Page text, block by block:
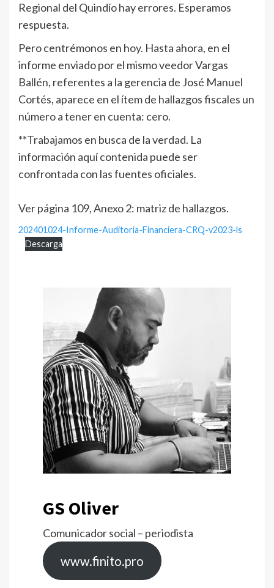
Regional del Quindío hay errores. Esperamos
respuesta.
Pero centrémonos en hoy. Hasta ahora, en el
informe enviado por el mismo veedor Vargas
Ballén, referentes a la gerencia de José Manuel
Cortés, aparece en el ítem de hallazgos fiscales un
número a tener en cuenta: cero.
**Trabajamos en busca de la verdad. La
información aquí contenida puede ser
confrontada con las fuentes oficiales.
Ver página 109, Anexo 2: matriz de hallazgos.
202401024-Informe-Auditoria-Financiera-CRQ-v2023-ls
Descarga
GS Oliver
Comunicador social – periodista
www.finito.pro